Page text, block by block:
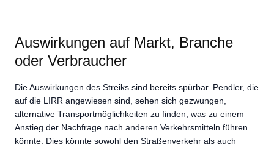
Auswirkungen auf Markt, Branche
oder Verbraucher
Die Auswirkungen des Streiks sind bereits spürbar. Pendler, die
auf die LIRR angewiesen sind, sehen sich gezwungen,
alternative Transportmöglichkeiten zu finden, was zu einem
Anstieg der Nachfrage nach anderen Verkehrsmitteln führen
könnte. Dies könnte sowohl den Straßenverkehr als auch